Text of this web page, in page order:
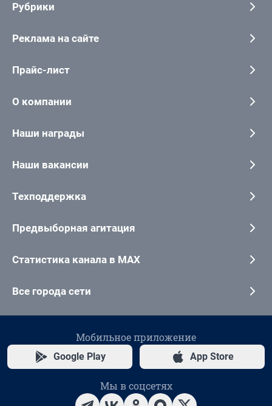
Рубрики
Реклама на сайте
Прайс-лист
О компании
Наши награды
Наши вакансии
Техподдержка
Предвыборная агитация
Статистика канала в MAX
Все города сети
Мобильное приложение
Google Play App Store
Мы в соцсетях